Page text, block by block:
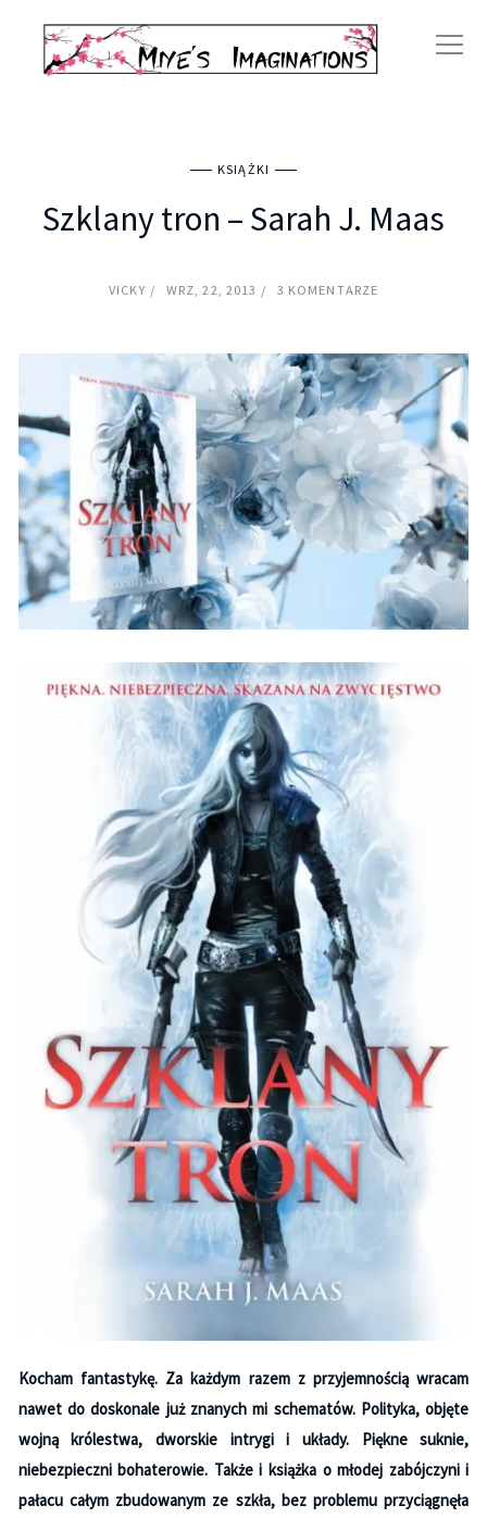
KSIĄŻKI
Szklany tron – Sarah J. Maas
VICKY WRZ, 22, 2013 3 KOMENTARZE
Kocham fantastykę. Za każdym razem z przyjemnością wracam
nawet do doskonale już znanych mi schematów. Polityka, objęte
wojną królestwa, dworskie intrygi i układy. Piękne suknie,
niebezpieczni bohaterowie. Także i książka o młodej zabójczyni i
pałacu całym zbudowanym ze szkła, bez problemu przyciągnęła